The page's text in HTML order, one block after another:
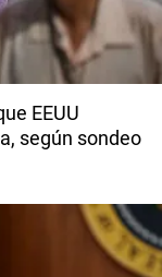
EEUU
según sondeo